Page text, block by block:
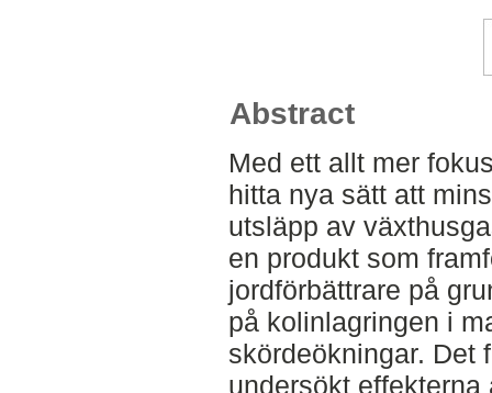
Abstract
Med ett allt mer
hitta nya sätt att
utsläpp av
en produkt som
jordförbättrare på
på kolinlagringen i
skördeökningar. Det
undersökt